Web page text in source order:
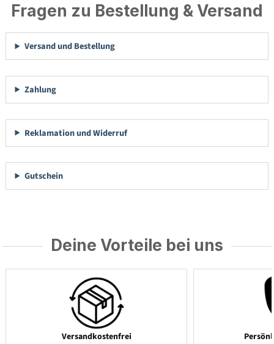
Fragen zu Bestellung & Versand
Versand und Bestellung
Zahlung
Reklamation und Widerruf
Gutschein
Deine Vorteile bei uns
Versandkostenfrei